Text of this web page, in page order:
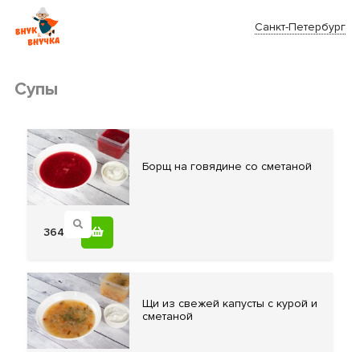
Санкт-Петербург
Супы
Боpщ на говядине со сметаной
364
Щи из свежей капусты с курой и
сметаной